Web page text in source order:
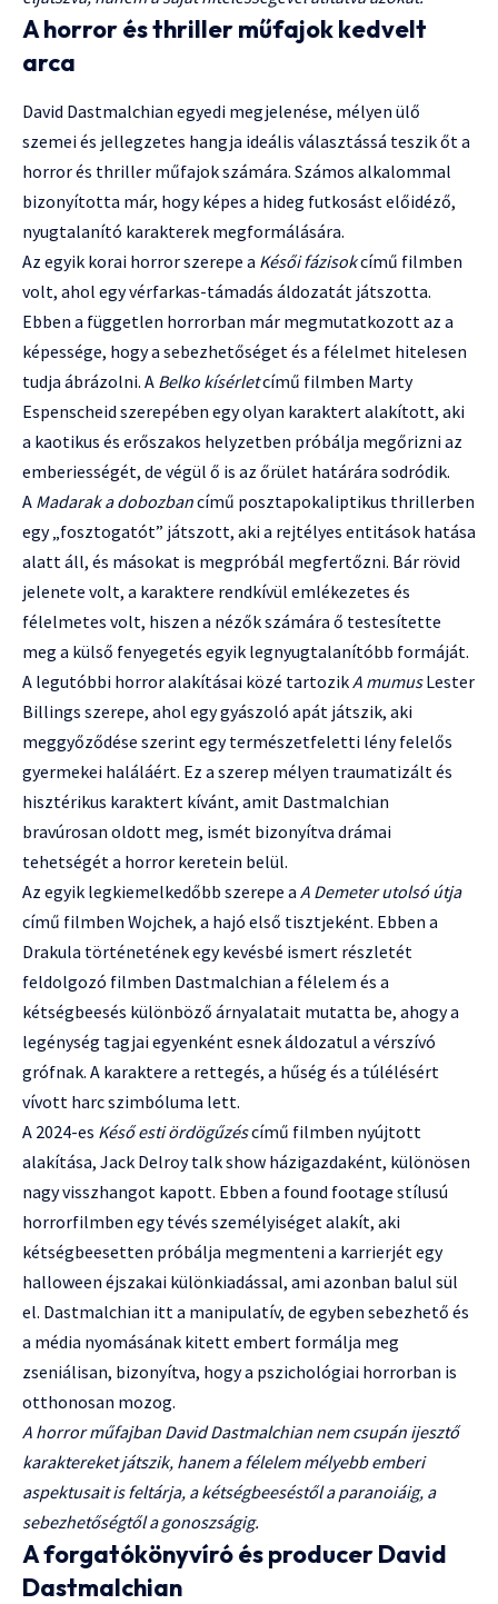
A horror és thriller műfajok kedvelt
arca
David Dastmalchian egyedi megjelenése, mélyen ülő
szemei és jellegzetes hangja ideális választássá teszik őt a
horror és thriller műfajok számára. Számos alkalommal
bizonyította már, hogy képes a hideg futkosást előidéző,
nyugtalanító karakterek megformálására.
Az egyik korai horror szerepe a Késői fázisokcímű filmben
volt, ahol egy vérfarkas-támadás áldozatát játszotta.
Ebben a független horrorban már megmutatkozott az a
képessége, hogy a sebezhetőséget és a félelmet hitelesen
tudja ábrázolni. A Belko kísérletcímű filmben Marty
Espenscheid szerepében egy olyan karaktert alakított, aki
a kaotikus és erőszakos helyzetben próbálja megőrizni az
emberiességét, de végül ő is az őrület határára sodródik.
A Madarak a dobozbancímű posztapokaliptikus thrillerben
egy „fosztogatót” játszott, aki a rejtélyes entitások hatása
alatt áll, és másokat is megpróbál megfertőzni. Bár rövid
jelenete volt, a karaktere rendkívül emlékezetes és
félelmetes volt, hiszen a nézők számára ő testesítette
meg a külső fenyegetés egyik legnyugtalanítóbb formáját.
A legutóbbi horror alakításai közé tartozikA mumusLester
Billings szerepe, ahol egy gyászoló apát játszik, aki
meggyőződése szerint egy természetfeletti lény felelős
gyermekei haláláért. Ez a szerep mélyen traumatizált és
hisztérikus karaktert kívánt, amit Dastmalchian
bravúrosan oldott meg, ismét bizonyítva drámai
tehetségét a horror keretein belül.
Az egyik legkiemelkedőbb szerepe a A Demeter utolsó útja
című filmben Wojchek, a hajó első tisztjeként. Ebben a
Drakula történetének egy kevésbé ismert részletét
feldolgozó filmben Dastmalchian a félelem és a
kétségbeesés különböző árnyalatait mutatta be, ahogy a
legénység tagjai egyenként esnek áldozatul a vérszívó
grófnak. A karaktere a rettegés, a hűség és a túlélésért
vívott harc szimbóluma lett.
A 2024-es Késő esti ördögűzéscímű filmben nyújtott
alakítása, Jack Delroy talk show házigazdaként, különösen
nagy visszhangot kapott. Ebben a found footage stílusú
horrorfilmben egy tévés személyiséget alakít, aki
kétségbeesetten próbálja megmenteni a karrierjét egy
halloween éjszakai különkiadással, ami azonban balul sül
el. Dastmalchian itt a manipulatív, de egyben sebezhető és
a média nyomásának kitett embert formálja meg
zseniálisan, bizonyítva, hogy a pszichológiai horrorban is
otthonosan mozog.
A horror műfajban David Dastmalchian nem csupán ijesztő
karaktereket játszik, hanem a félelem mélyebb emberi
aspektusait is feltárja, a kétségbeeséstől a paranoiáig, a
sebezhetőségtől a gonoszságig.
A forgatókönyvíró és producer David
Dastmalchian